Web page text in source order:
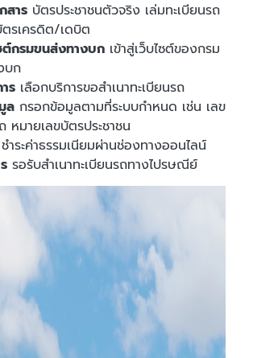
สาร บัตรประชาชนตัวจริง เล่มทะเบียนรถ
รเครดิต/เดบิต
ต์กรมขนส่งทางบก เข้าสู่เว็บไซต์ของกรม
บก
ร เลือกบริการขอสำเนาทะเบียนรถ
ล กรอกข้อมูลตามที่ระบบกำหนด เช่น เลข
หมายเลขบัตรประชาชน
ชำระค่าธรรมเนียมผ่านช่องทางออนไลน์
รอรับสำเนาทะเบียนรถทางไปรษณีย์